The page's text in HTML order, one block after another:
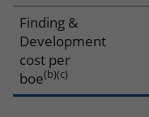
Finding &
Development
cost per
boe(b)(c)